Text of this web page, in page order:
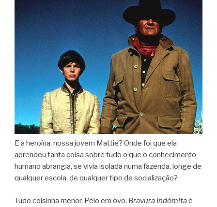
E a heroína, nossa jovem Mattie? Onde foi que ela
aprendeu tanta coisa sobre tudo o que o conhecimento
humano abrangia, se vivia isolada numa fazenda, longe de
qualquer escola, de qualquer tipo de socialização?
Tudo coisinha menor. Pêlo em ovo. Bravura Indômitaé